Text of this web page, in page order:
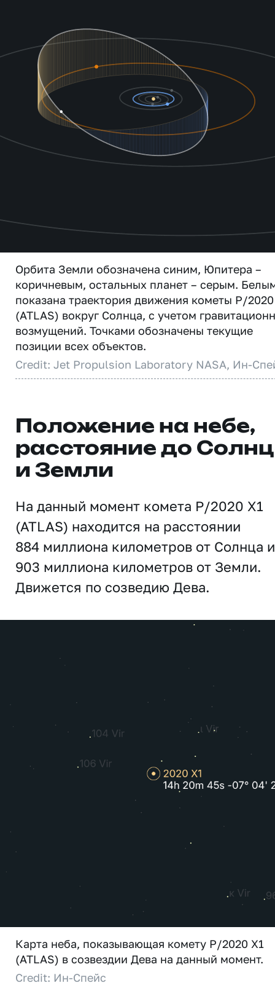
Орбита Земли обозначена синим, Юпитера –
коричневым, остальных планет – серым.
показана траектория движения кометы P/2020
(ATLAS) вокруг Солнца, с учетом
возмущений. Точками обозначены текущие
позиции всех объектов.
Credit: Jet Propulsion Laboratory NASA, Ин-
Положение на небе,
расстояние до
и Земли
На данный момент комета P/2020 X1
(ATLAS) находится на расстоянии
884 миллиона километров от Солнца и
903 миллиона километров от Земли.
Движется по созведию Дева.
Карта неба, показывающая комету P/2020 X1
(ATLAS) в созвездии Дева на данный момент.
Credit: Ин-Спейс